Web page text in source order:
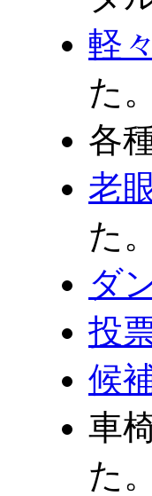
軽
た。
各
老
た。
ダ
投
候
車
た。